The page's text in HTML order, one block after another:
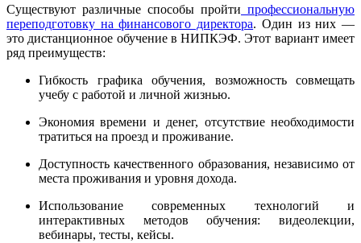
Существуют различные способы пройти профессиональную
переподготовку на финансового директора. Один из них —
это дистанционное обучение в НИПКЭФ. Этот вариант имеет
ряд преимуществ:
Гибкость графика обучения, возможность совмещать
учебу с работой и личной жизнью.
Экономия времени и денег, отсутствие необходимости
тратиться на проезд и проживание.
Доступность качественного образования, независимо от
места проживания и уровня дохода.
Использование современных технологий и
интерактивных методов обучения: видеолекции,
вебинары, тесты, кейсы.